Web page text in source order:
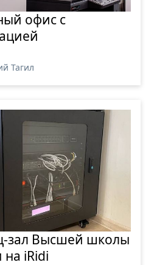
офис с
Тагил
зал Высшей школы
iRidi